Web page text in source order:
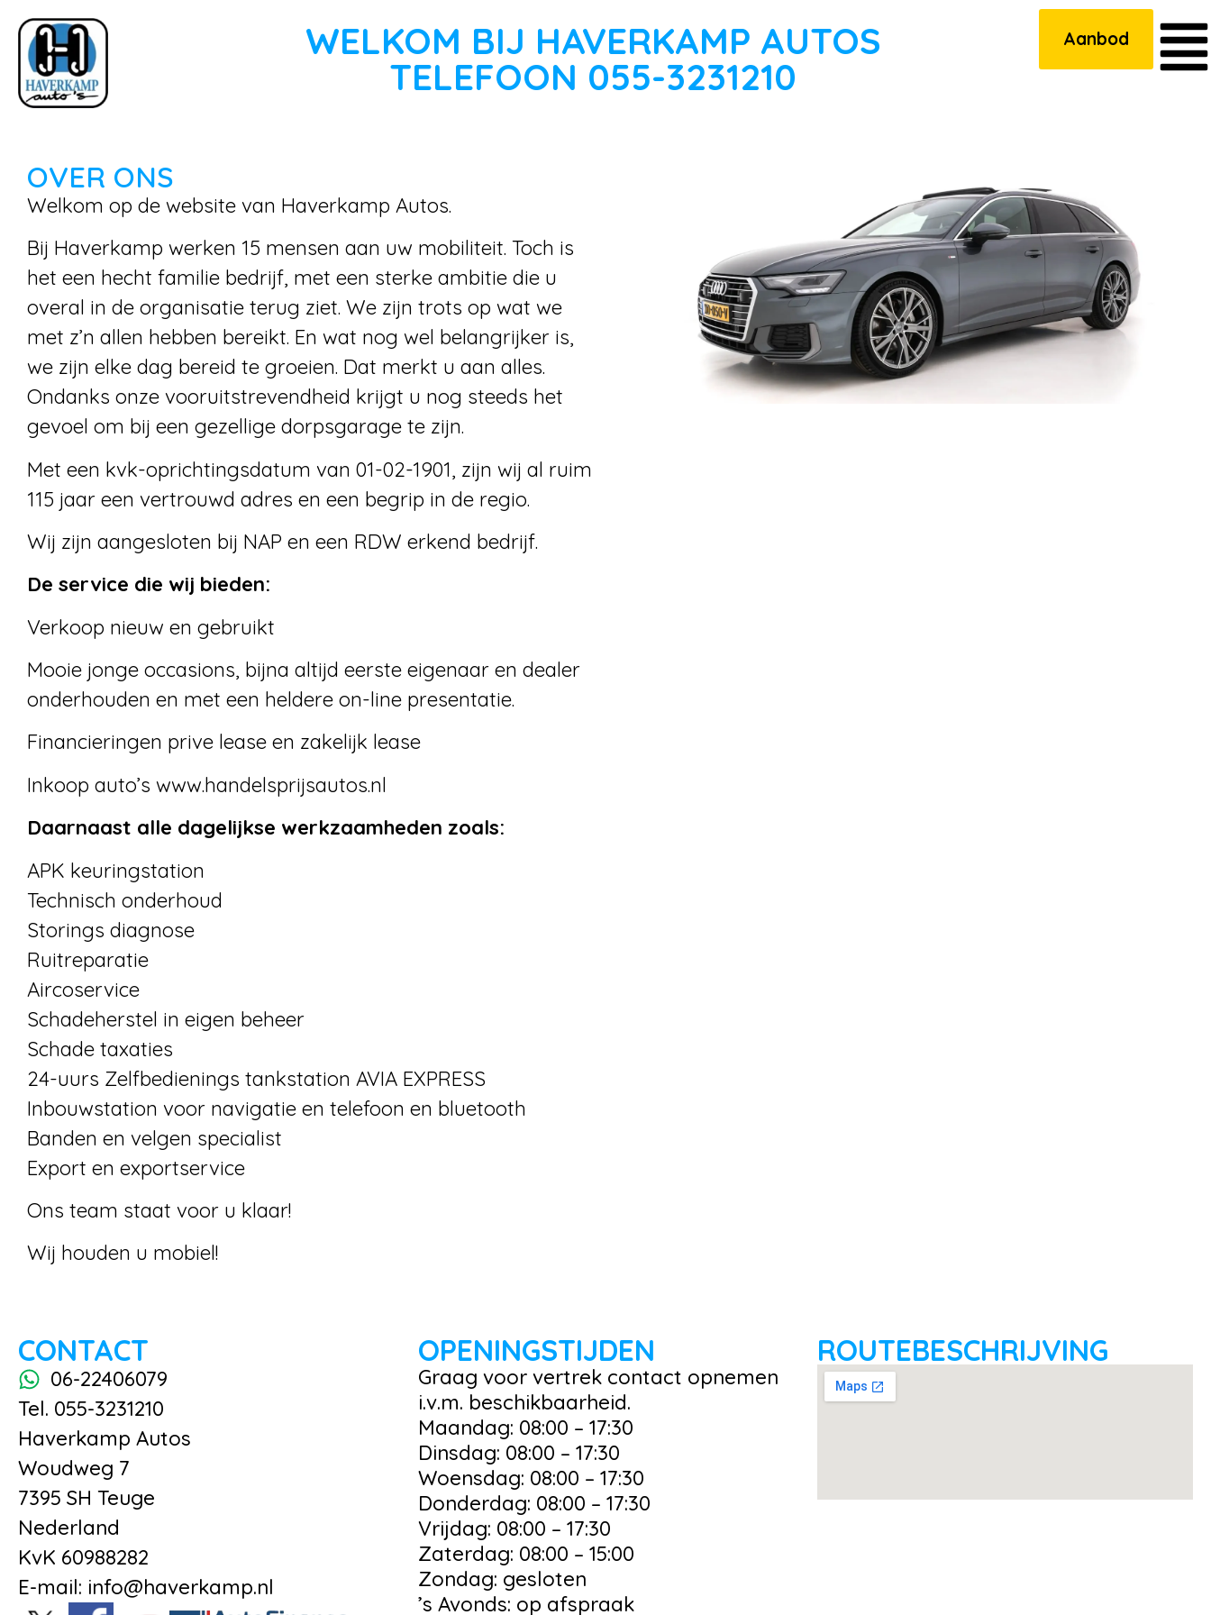
WELKOM BIJ HAVERKAMP AUTOS
TELEFOON 055-3231210
Aanbod
OVER ONS
Welkom op de website van Haverkamp Autos.
Bij Haverkamp werken 15 mensen aan uw mobiliteit. Toch is
het een hecht familie bedrijf, met een sterke ambitie die u
overal in de organisatie terug ziet. We zijn trots op wat we
met z’n allen hebben bereikt. En wat nog wel belangrijker is,
we zijn elke dag bereid te groeien. Dat merkt u aan alles.
Ondanks onze vooruitstrevendheid krijgt u nog steeds het
gevoel om bij een gezellige dorpsgarage te zijn.
Met een kvk-oprichtingsdatum van 01-02-1901, zijn wij al ruim
115 jaar een vertrouwd adres en een begrip in de regio.
Wij zijn aangesloten bij NAP en een RDW erkend bedrijf.
De service die wij bieden:
Verkoop nieuw en gebruikt
Mooie jonge occasions, bijna altijd eerste eigenaar en dealer
onderhouden en met een heldere on-line presentatie.
Financieringen prive lease en zakelijk lease
Inkoop auto’s www.handelsprijsautos.nl
Daarnaast alle dagelijkse werkzaamheden zoals:
APK keuringstation
Technisch onderhoud
Storings diagnose
Ruitreparatie
Aircoservice
Schadeherstel in eigen beheer
Schade taxaties
24-uurs Zelfbedienings tankstation AVIA EXPRESS
Inbouwstation voor navigatie en telefoon en bluetooth
Banden en velgen specialist
Export en exportservice
Ons team staat voor u klaar!
Wij houden u mobiel!
CONTACT
06-22406079
Tel. 055-3231210
Haverkamp Autos
Woudweg 7
7395 SH Teuge
Nederland
KvK 60988282
E-mail: info@haverkamp.nl
OPENINGSTIJDEN
Graag voor vertrek contact opnemen
i.v.m. beschikbaarheid.
Maandag: 08:00 – 17:30
Dinsdag: 08:00 – 17:30
Woensdag: 08:00 – 17:30
Donderdag: 08:00 – 17:30
Vrijdag: 08:00 – 17:30
Zaterdag: 08:00 – 15:00
Zondag: gesloten
’s Avonds: op afspraak
ROUTEBESCHRIJVING